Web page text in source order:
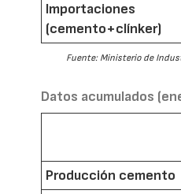
Importaciones
(cemento+clínker)
Fuente: Ministerio de
Datos acumulados
Producción cemento